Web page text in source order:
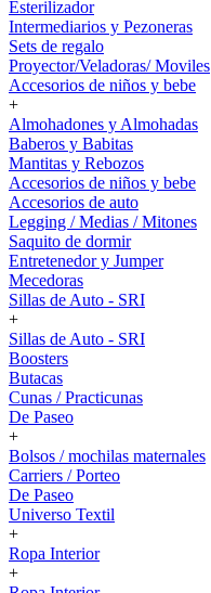
Esterilizador
Intermediarios y Pezoneras
Sets de regalo
Proyector/Veladoras/ Moviles
Accesorios de niños y bebe
+
Almohadones y Almohadas
Baberos y Babitas
Mantitas y Rebozos
Accesorios de niños y bebe
Accesorios de auto
Legging / Medias / Mitones
Saquito de dormir
Entretenedor y Jumper
Mecedoras
Sillas de Auto - SRI
+
Sillas de Auto - SRI
Boosters
Butacas
Cunas / Practicunas
De Paseo
+
Bolsos / mochilas maternales
Carriers / Porteo
De Paseo
Universo Textil
+
Ropa Interior
+